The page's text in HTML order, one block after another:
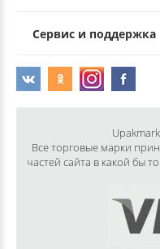
Сервис и поддержка
Все торговые марки
частей сайта в какой бы